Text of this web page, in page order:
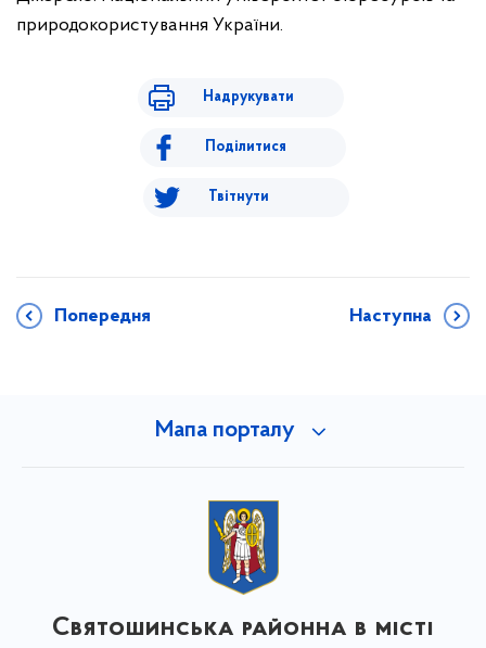
природокористування України.
Надрукувати
Поділитися
Твітнути
Попередня Наступна
Мапа порталу
Святошинська районна в місті